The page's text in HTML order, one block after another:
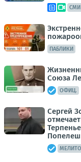
СМИ
ПАБЛИКИ
Союза
ОФИЦ.
Сергей